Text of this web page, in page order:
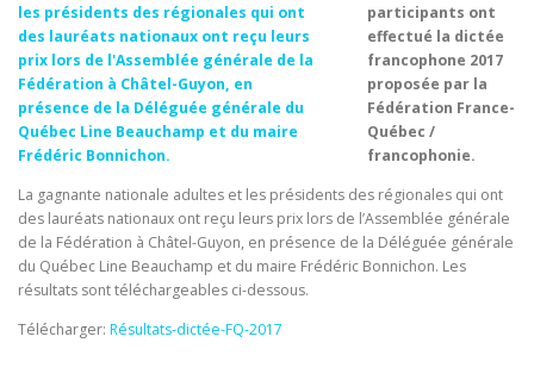
INTRANET
participants ont
effectué la dictée
francophone 2017
proposée par la
Fédération France-
Québec /
francophonie.
La gagnante nationale adultes et les présidents des régionales qui ont
des lauréats nationaux ont reçu leurs prix lors de l’Assemblée générale
de la Fédération à Châtel-Guyon, en présence de la Déléguée générale
du Québec Line Beauchamp et du maire Frédéric Bonnichon. Les
résultats sont téléchargeables ci-dessous.
Télécharger: Résultats-dictée-FQ-2017